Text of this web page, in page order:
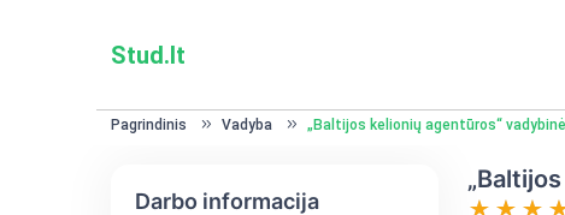
Stud.lt
Pagrindinis Vadyba „Baltijos kelionių agentūros“
Darbo informacija